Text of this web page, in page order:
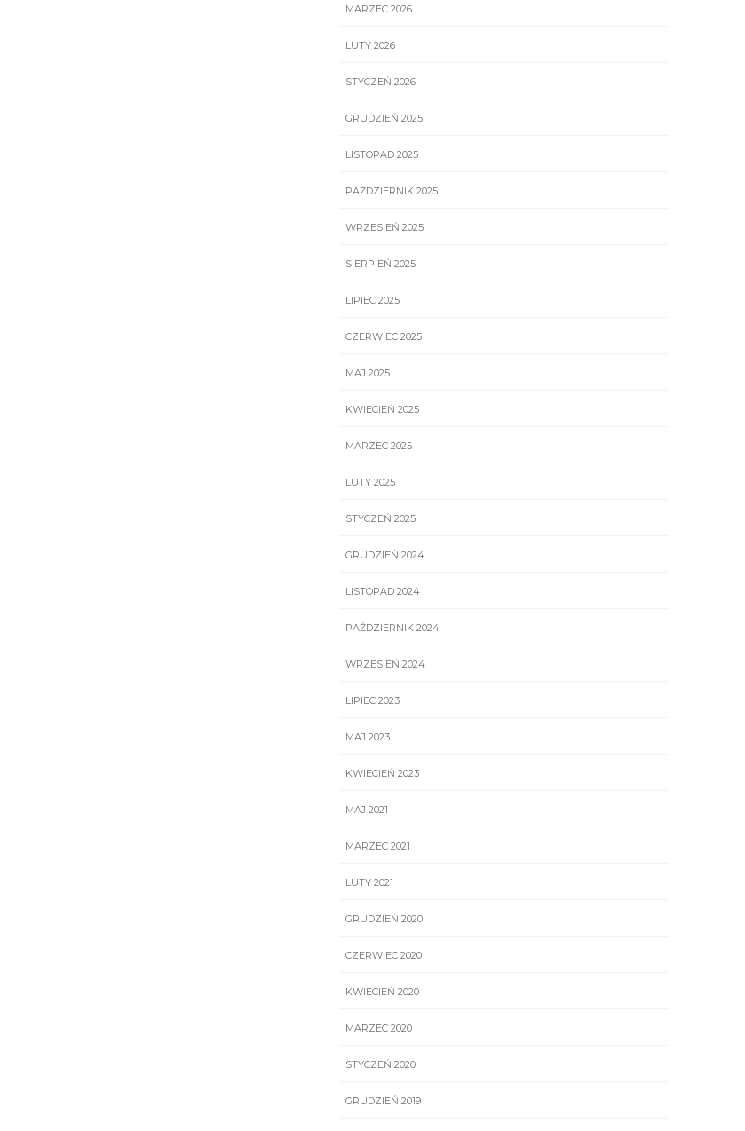
MARZEC 2026
LUTY 2026
STYCZEŃ 2026
GRUDZIEŃ 2025
LISTOPAD 2025
PAŹDZIERNIK 2025
WRZESIEŃ 2025
SIERPIEŃ 2025
LIPIEC 2025
CZERWIEC 2025
MAJ 2025
KWIECIEŃ 2025
MARZEC 2025
LUTY 2025
STYCZEŃ 2025
GRUDZIEŃ 2024
LISTOPAD 2024
PAŹDZIERNIK 2024
WRZESIEŃ 2024
LIPIEC 2023
MAJ 2023
KWIECIEŃ 2023
MAJ 2021
MARZEC 2021
LUTY 2021
GRUDZIEŃ 2020
CZERWIEC 2020
KWIECIEŃ 2020
MARZEC 2020
STYCZEŃ 2020
GRUDZIEŃ 2019